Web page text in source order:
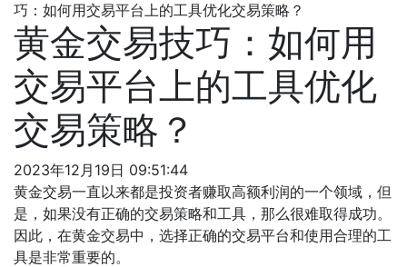
巧：如何用交易平台上的工具优化交易策略？
黄金交易技巧：如何用
交易平台上的工具优化
交易策略？
2023年12月19日 09:51:44
黄金交易一直以来都是投资者赚取高额利润的一个领域，但
是，如果没有正确的交易策略和工具，那么很难取得成功。
因此，在黄金交易中，选择正确的交易平台和使用合理的工
具是非常重要的。